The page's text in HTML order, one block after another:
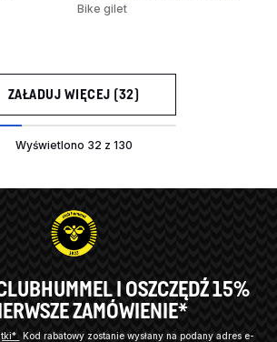
Bike gilet
ZAŁADUJ WIĘCEJ (32)
Wyświetlono 32 z 130
I OSZCZĘDŹ 15%
ZAMÓWIENIE*
Kod rabatowy zostanie wysłany na podany adres e-